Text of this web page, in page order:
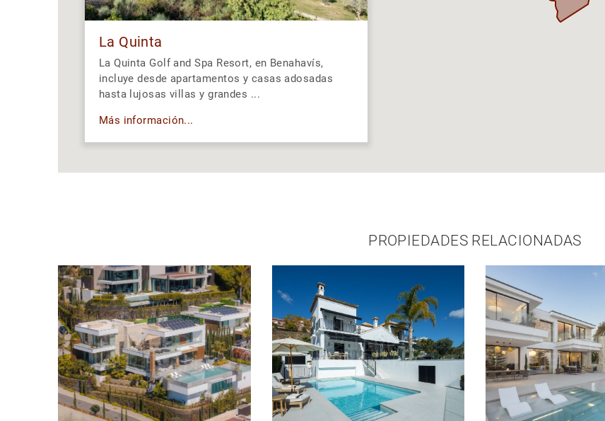
La Quinta
La Quinta Golf and Spa Resort, en Benahavís,
incluye desde apartamentos y casas adosadas
hasta lujosas villas y grandes ...
Más información...
PROPIEDADES RELACIONADAS